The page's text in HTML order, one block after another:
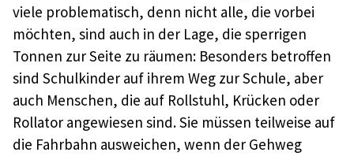
viele problematisch, denn nicht alle, die vorbei
möchten, sind auch in der Lage, die sperrigen
Tonnen zur Seite zu räumen: Besonders betroffen
sind Schulkinder auf ihrem Weg zur Schule, aber
auch Menschen, die auf Rollstuhl, Krücken oder
Rollator angewiesen sind. Sie müssen teilweise auf
die Fahrbahn ausweichen, wenn der Gehweg